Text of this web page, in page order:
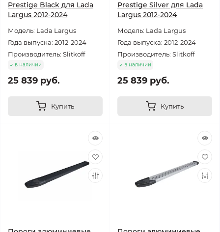
Prestige Black для Lada
Largus 2012-2024
Модель: Lada Largus
Года выпуска: 2012-2024
Производитель: Slitkoff
в наличии
25 839 руб.
Купить
Prestige Silver для Lada
Largus 2012-2024
Модель: Lada Largus
Года выпуска: 2012-2024
Производитель: Slitkoff
в наличии
25 839 руб.
Купить